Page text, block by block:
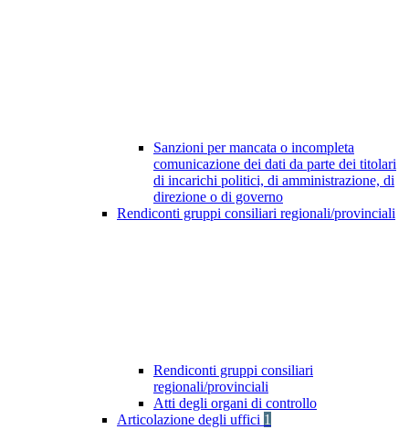
Sanzioni per mancata o incompleta
comunicazione dei dati da parte dei titolari
di incarichi politici, di amministrazione, di
direzione o di governo
Rendiconti gruppi consiliari regionali/provinciali
Rendiconti gruppi consiliari
regionali/provinciali
Atti degli organi di controllo
Articolazione degli uffici 1